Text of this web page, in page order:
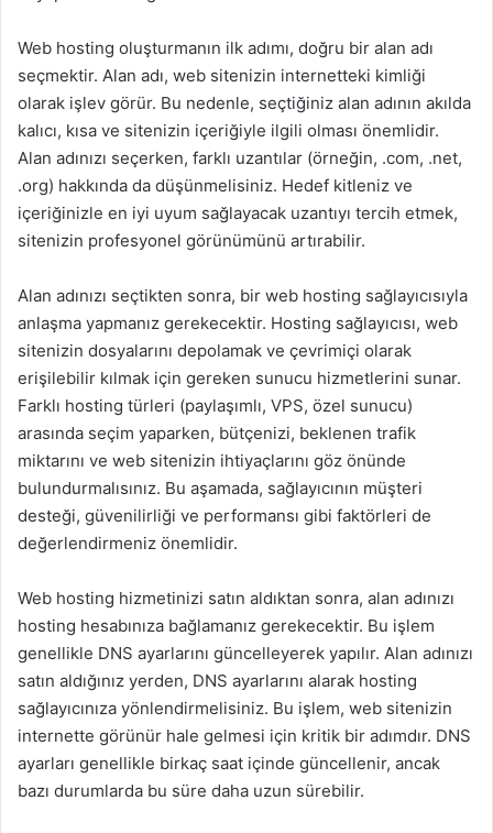
Web hosting oluşturmanın ilk adımı, doğru bir alan adı
seçmektir. Alan adı, web sitenizin internetteki kimliği
olarak işlev görür. Bu nedenle, seçtiğiniz alan adının akılda
kalıcı, kısa ve sitenizin içeriğiyle ilgili olması önemlidir.
Alan adınızı seçerken, farklı uzantılar (örneğin, .com, .net,
.org) hakkında da düşünmelisiniz. Hedef kitleniz ve
içeriğinizle en iyi uyum sağlayacak uzantıyı tercih etmek,
sitenizin profesyonel görünümünü artırabilir.
Alan adınızı seçtikten sonra, bir web hosting sağlayıcısıyla
anlaşma yapmanız gerekecektir. Hosting sağlayıcısı, web
sitenizin dosyalarını depolamak ve çevrimiçi olarak
erişilebilir kılmak için gereken sunucu hizmetlerini sunar.
Farklı hosting türleri (paylaşımlı, VPS, özel sunucu)
arasında seçim yaparken, bütçenizi, beklenen trafik
miktarını ve web sitenizin ihtiyaçlarını göz önünde
bulundurmalısınız. Bu aşamada, sağlayıcının müşteri
desteği, güvenilirliği ve performansı gibi faktörleri de
değerlendirmeniz önemlidir.
Web hosting hizmetinizi satın aldıktan sonra, alan adınızı
hosting hesabınıza bağlamanız gerekecektir. Bu işlem
genellikle DNS ayarlarını güncelleyerek yapılır. Alan adınızı
satın aldığınız yerden, DNS ayarlarını alarak hosting
sağlayıcınıza yönlendirmelisiniz. Bu işlem, web sitenizin
internette görünür hale gelmesi için kritik bir adımdır. DNS
ayarları genellikle birkaç saat içinde güncellenir, ancak
bazı durumlarda bu süre daha uzun sürebilir.